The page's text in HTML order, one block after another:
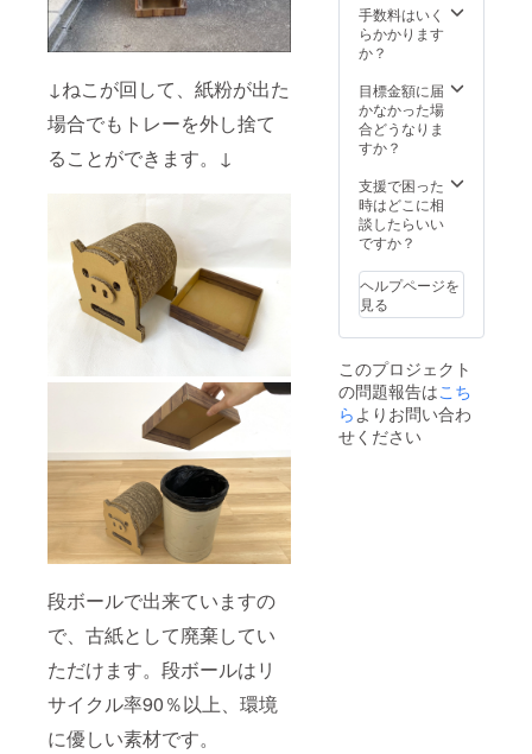
↓ねこが回して、紙粉が出た
場合でもトレーを外し捨て
ることができます。↓
段ボールで出来ていますの
で、古紙として廃棄してい
ただけます。段ボールはリ
サイクル率90％以上、環境
に優しい素材です。
手数料はいく
らかかります
か？
目標金額に届
かなかった場
合どうなりま
すか？
支援で困った
時はどこに相
談したらいい
ですか？
ヘルプページを
見る
このプロジェクト
の問題報告はこち
らよりお問い合わ
せください